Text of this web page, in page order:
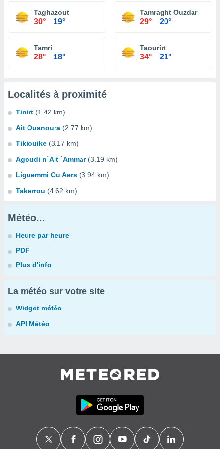
Taghazout
30° 19°
Tamraght Ouzdar
29° 20°
Tamri
28° 18°
Taourirt
34° 21°
Localités à proximité
Tinirt (1.42 km)
Ait Ouanoura (2.77 km)
Tikiouike (3.17 km)
Agoudi n´Ait ´Ammar (3.19 km)
Liguemmi Ou Aers (3.94 km)
Takerrou (4.62 km)
Météo...
Heure par heure
PDF
Plus d'info
La météo sur votre site
Widget météo
API Météo